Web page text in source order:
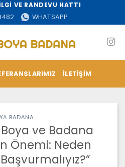
VE RANDEVU HATTI
WHATSAPP
İLETIŞIM
BADANA
ve Badana
Önemi: Neden